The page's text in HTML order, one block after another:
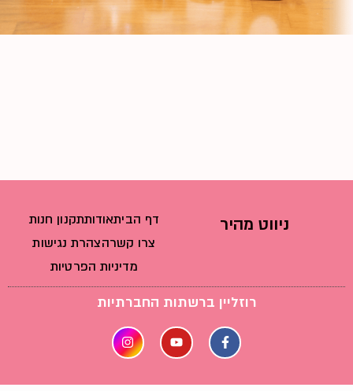
ניווט מהיר דף הביתאודותתקנון חנות
צרו קשרהצהרת נגישות
מדיניות הפרטיות
רוזליין ברשתות החברתיות